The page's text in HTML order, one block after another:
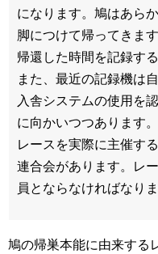
になります。鳩はあら
脚につけて帰ってきま
帰還した時間を記録する
また、最近の記録機は
入舎システムの使用を
に向かいつつあります。
レースを実際に主催す
連合会があります。レ
員とならなければなりま
鳩の帰巣本能に由来する